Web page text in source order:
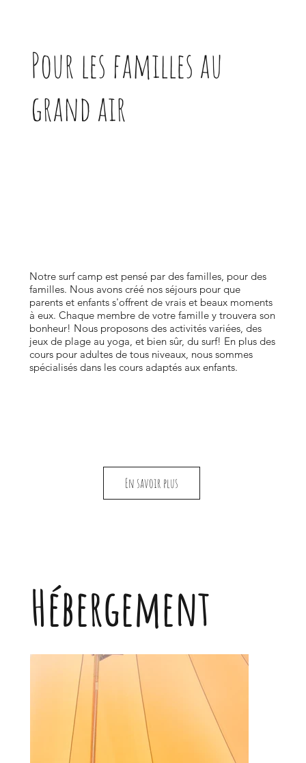
Pour les familles au
grand air
En savoir plus
Notre surf camp est pensé par des familles, pour des
familles. Nous avons créé nos séjours pour que
parents et enfants s'offrent de vrais et beaux moments
à eux. Chaque membre de votre famille y trouvera son
bonheur! Nous proposons des activités variées, des
jeux de plage au yoga, et bien sûr, du surf! En plus des
cours pour adultes de tous niveaux, nous sommes
spécialisés dans les cours adaptés aux enfants.
Hébergement